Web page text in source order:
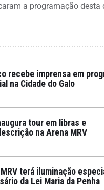
a programação desta
recebe imprensa em
na Cidade do Galo
tour em libras e
na Arena MRV
terá iluminação
da Lei Maria da Penha